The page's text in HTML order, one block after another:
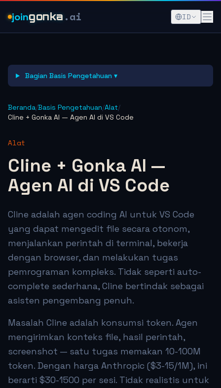
joingonka .ai ID
Bagian Basis Pengetahuan ▾
Beranda/Basis Pengetahuan/Alat/
Cline + Gonka AI — Agen AI di VS Code
Alat
Cline + Gonka AI —
Agen AI di VS Code
Cline adalah agen coding AI untuk VS Code
yang dapat mengedit file secara otonom,
menjalankan perintah di terminal, bekerja
dengan browser, dan melakukan tugas
pemrograman kompleks. Tidak seperti auto-
complete sederhana, Cline bertindak sebagai
asisten pengembang penuh.
Masalah Cline adalah konsumsi token. Agen
mengirimkan konteks file, hasil perintah,
screenshot — satu tugas memakan 10-100M
token. Dengan harga Anthropic ($3-15/1M), ini
berarti $30-1500 per sesi. Tidak realistis untuk